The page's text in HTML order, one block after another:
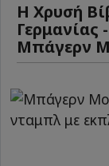
Η Χρυσή
Γερμανίας
Μπάγερν